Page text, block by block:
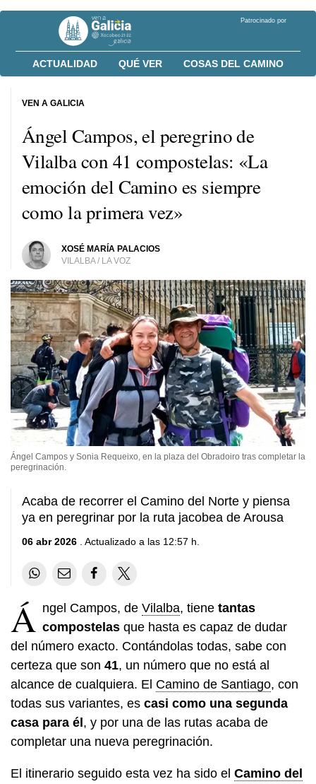
Patrocinado por
ACTUALIDAD QUÉ VER COSAS DEL CAMINO
Ángel Campos, el peregrino de
Vilalba con 41 compostelas: «La
emoción del Camino es siempre
como la primera vez»
XOSÉ MARÍA PALACIOS
VILALBA / LA VOZ
VEN A GALICIA
Ángel Campos y Sonia Requeixo, en la plaza del Obradoiro tras completar la
peregrinación.
Acaba de recorrer el Camino del Norte y piensa
ya en peregrinar por la ruta jacobea de Arousa
06 abr 2026 . Actualizado a las 12:57 h.
Á ngel Campos, de Vilalba, tiene tantas
compostelas que hasta es capaz de dudar
del número exacto. Contándolas todas, sabe con
certeza que son 41, un número que no está al
alcance de cualquiera. El Camino de Santiago, con
todas sus variantes, es casi como una segunda
casa para él, y por una de las rutas acaba de
completar una nueva peregrinación.
El itinerario seguido esta vez ha sido el Camino del